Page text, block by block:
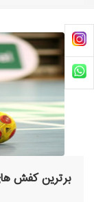
و پیشگام می باشد.
برترین کفش